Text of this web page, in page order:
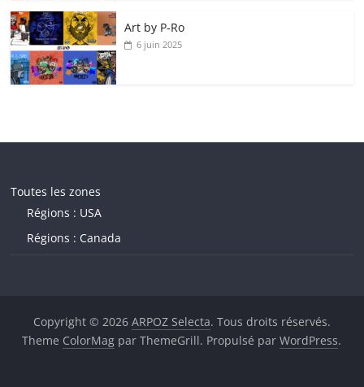
Art by P‑Ro
6 juin 2025
Toutes les zones
Régions : USA
Régions : Canada
Copyright © 2026 ARPOZ Selecta. Tous droits réservés.
Theme ColorMag par ThemeGrill. Propulsé parWordPress.